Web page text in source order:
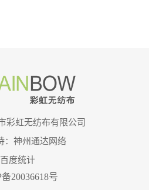
彩虹无纺布有限公司
神州通达网络
百度统计
20036618号